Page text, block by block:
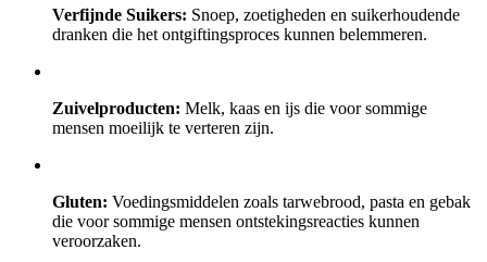
Verfijnde Suikers: Snoep, zoetigheden en suikerhoudende
dranken die het ontgiftingsproces kunnen belemmeren.
Zuivelproducten: Melk, kaas en ijs die voor sommige
mensen moeilijk te verteren zijn.
Gluten: Voedingsmiddelen zoals tarwebrood, pasta en gebak
die voor sommige mensen ontstekingsreacties kunnen
veroorzaken.